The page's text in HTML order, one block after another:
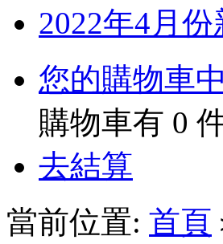
2022年4月份
您的購物車
購物車有 0
去結算
當前位置: 首頁